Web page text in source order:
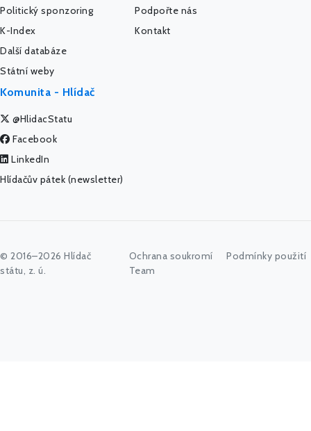
Politický sponzoring
K-Index
Další databáze
Státní weby
Podpořte nás
Kontakt
Komunita - Hlídač
@HlidacStatu
Facebook
LinkedIn
Hlídačův pátek (newsletter)
© 2016–2026 Hlídač
státu, z. ú.
Ochrana soukromí
Podmínky použití
Team